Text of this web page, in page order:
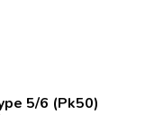
5/6 (Pk50)